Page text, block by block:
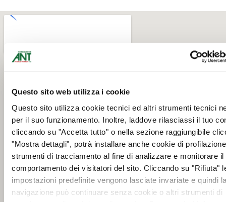
Questo sito web utilizza i cookie
Questo sito utilizza cookie tecnici ed altri strumenti tecnici
per il suo funzionamento. Inoltre, laddove rilasciassi il tuo
cliccando su "Accetta tutto" o nella sezione raggiungibile
"Mostra dettagli", potrà installare anche cookie di
strumenti di tracciamento al fine di analizzare e monitorare il
comportamento dei visitatori del sito. Cliccando su "Rifiuta"
impostazioni predefinite vengono lasciate invariate e quindi
navigazione può continuare senza cookie o altri strumenti di